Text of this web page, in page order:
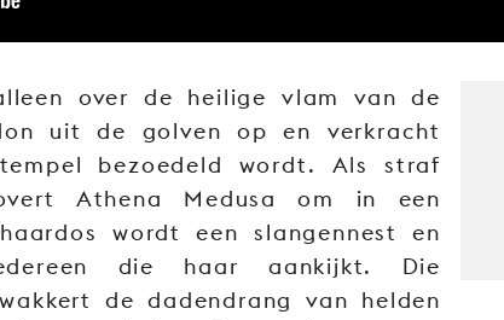
over de heilige vlam van de
uit de golven op en verkracht
bezoedeld wordt. Als straf
Athena Medusa om in een
wordt een slangennest en
die haar aankijkt. Die
de dadendrang van helden